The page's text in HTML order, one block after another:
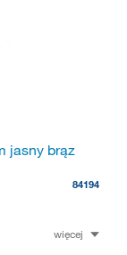
jasny brąz
84194
więcej